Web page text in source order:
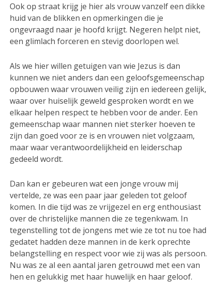
Ook op straat krijg je hier als vrouw vanzelf een dikke
huid van de blikken en opmerkingen die je
ongevraagd naar je hoofd krijgt. Negeren helpt niet,
een glimlach forceren en stevig doorlopen wel.
Als we hier willen getuigen van wie Jezus is dan
kunnen we niet anders dan een geloofsgemeenschap
opbouwen waar vrouwen veilig zijn en iedereen gelijk,
waar over huiselijk geweld gesproken wordt en we
elkaar helpen respect te hebben voor de ander. Een
gemeenschap waar mannen niet sterker hoeven te
zijn dan goed voor ze is en vrouwen niet volgzaam,
maar waar verantwoordelijkheid en leiderschap
gedeeld wordt.
Dan kan er gebeuren wat een jonge vrouw mij
vertelde, ze was een paar jaar geleden tot geloof
komen. In die tijd was ze vrijgezel en erg enthousiast
over de christelijke mannen die ze tegenkwam. In
tegenstelling tot de jongens met wie ze tot nu toe had
gedatet hadden deze mannen in de kerk oprechte
belangstelling en respect voor wie zij was als persoon.
Nu was ze al een aantal jaren getrouwd met een van
hen en gelukkig met haar huwelijk en haar geloof.